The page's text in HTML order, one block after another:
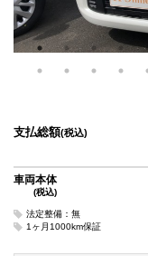
支払総額(税込)
車両本体
(税込)
法定整備：無
1ヶ月1000km保証